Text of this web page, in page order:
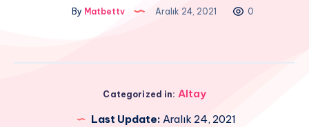
By Matbettv Aralık 24, 2021 0
Categorized in: Altay
Last Update: Aralık 24, 2021